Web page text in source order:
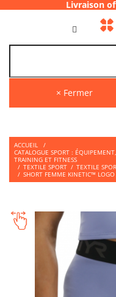
Livraison offerte
× Fermer
ACCUEIL
/
CATALOGUE SPORT :
TRAINING ET FITNESS
/ TEXTILE SPORT / TEXTILE
/ SHORT FEMME KINETIC™